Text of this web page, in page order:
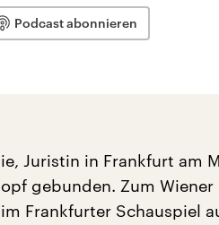
Podcast abonnieren
Juristin in Frankfurt am
gebunden. Zum Wiener
Frankfurter Schauspiel